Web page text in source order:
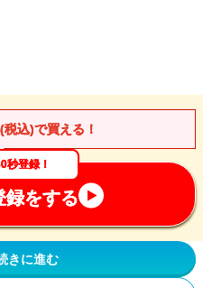
税込)で買える！
秒登録！
録をする
きに進む